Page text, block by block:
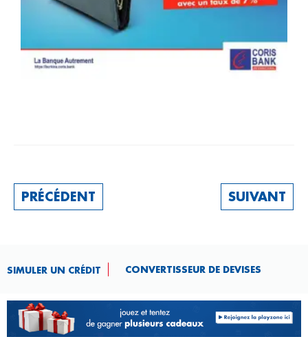
PRÉCÉDENT SUIVANT
SIMULER UN CRÉDIT CONVERTISSEUR DE DEVISES​